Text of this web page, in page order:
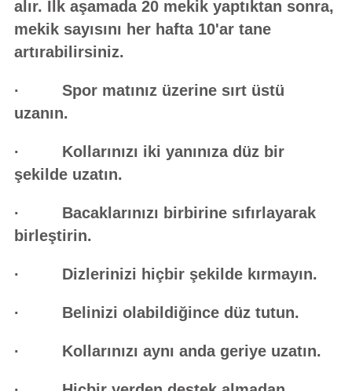
alır. İlk aşamada 20 mekik yaptıktan sonra,
mekik sayısını her hafta 10'ar tane
artırabilirsiniz.
· Spor matınız üzerine sırt üstü
uzanın.
· Kollarınızı iki yanınıza düz bir
şekilde uzatın.
· Bacaklarınızı birbirine sıfırlayarak
birleştirin.
· Dizlerinizi hiçbir şekilde kırmayın.
· Belinizi olabildiğince düz tutun.
· Kollarınızı aynı anda geriye uzatın.